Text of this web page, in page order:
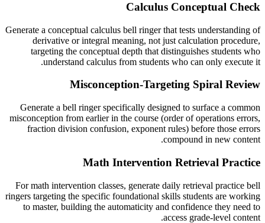
Calculus Conceptual Check
Generate a conceptual calculus bell ringer that tests understanding of
derivative or integral meaning, not just calculation procedure,
targeting the conceptual depth that distinguishes students who
understand calculus from students who can only execute it.
Misconception-Targeting Spiral Review
Generate a bell ringer specifically designed to surface a common
misconception from earlier in the course (order of operations errors,
fraction division confusion, exponent rules) before those errors
compound in new content.
Math Intervention Retrieval Practice
For math intervention classes, generate daily retrieval practice bell
ringers targeting the specific foundational skills students are working
to master, building the automaticity and confidence they need to
access grade-level content.